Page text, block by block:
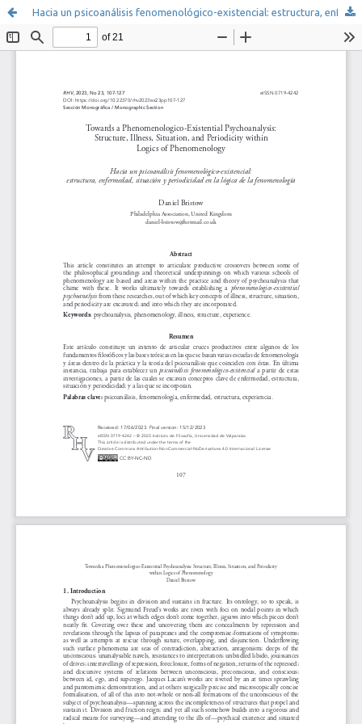
Hacia un psicoanálisis fenomenológico-existencial: estructura, enfermedad, situación y periodicidad en la lógica de la fenomenología